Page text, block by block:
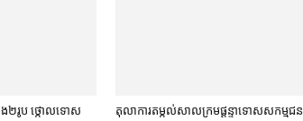
ង​២​រូប ថ្កោលទោស​
តុលាការ​តម្កល់​សាលក្រម​ផ្ដន្ទាទោស​សកម្មជន​